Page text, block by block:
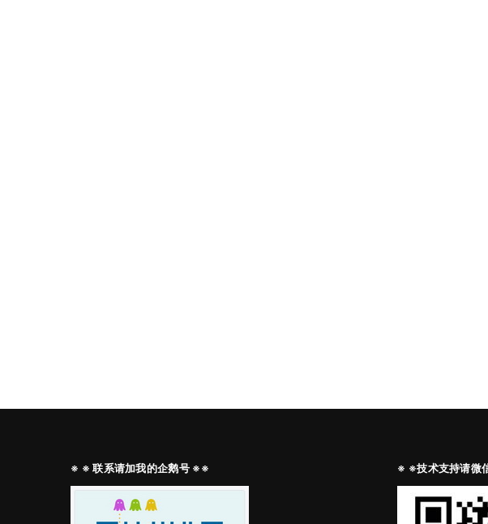
※ ※ 联系请加我的企鹅号 ※※ ※ ※技术支持请微